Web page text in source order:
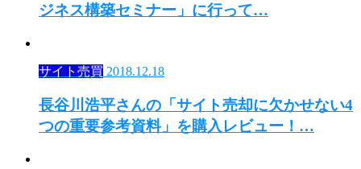
ジネス構築セミナー」に行って…
サイト売買 2018.12.18
長谷川浩平さんの「サイト売却に欠かせない4
つの重要参考資料」を購入レビュー！…